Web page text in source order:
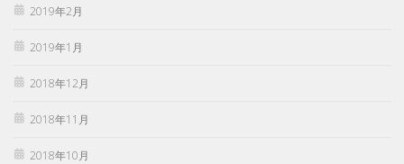
2019年2月
2019年1月
2018年12月
2018年11月
2018年10月